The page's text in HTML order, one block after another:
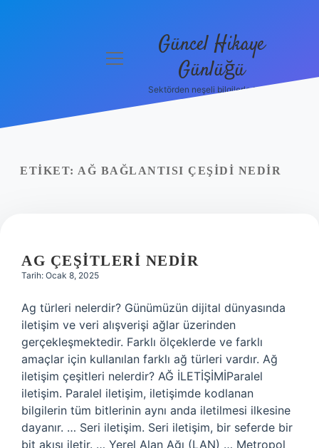
menüyü
Güncel Hikaye
Günlüğü
Sektörden neşeli bilgilerle tanış!
ETIKET: AĞ BAĞLANTISI ÇEŞIDI NEDIR
AG ÇEŞITLERI NEDIR
Tarih: Ocak 8, 2025
Ag türleri nelerdir? Günümüzün dijital dünyasında
iletişim ve veri alışverişi ağlar üzerinden
gerçekleşmektedir. Farklı ölçeklerde ve farklı
amaçlar için kullanılan farklı ağ türleri vardır. Ağ
iletişim çeşitleri nelerdir? AĞ İLETİŞİMİParalel
iletişim. Paralel iletişim, iletişimde kodlanan
bilgilerin tüm bitlerinin aynı anda iletilmesi ilkesine
dayanır. … Seri iletişim. Seri iletişim, bir seferde bir
bit akışı iletir. … Yerel Alan Ağı (LAN) … Metropol